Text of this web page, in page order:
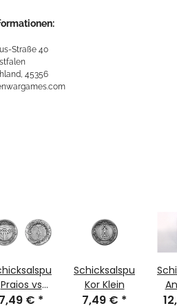
Straße 40
45356
Praios vs
Blakharaz
7,49 € *
Schicksalspunkt
Kor Klein
7,49 € *